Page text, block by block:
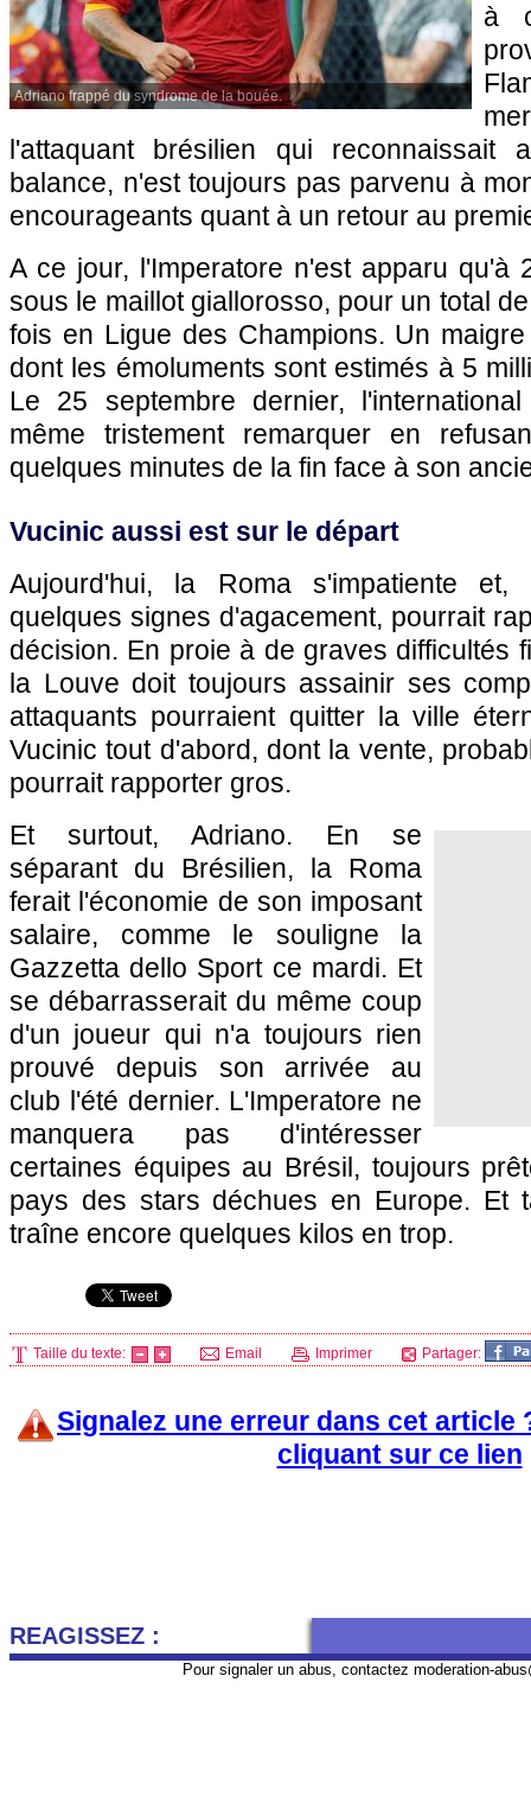
Adriano frappé du syndrome de la bouée.
à
l'attaquant brésilien qui
balance, n'est toujours pas parvenu à
encourageants quant à un retour au
A ce jour, l'Imperatore n'est apparu qu'à
sous le maillot giallorosso, pour un total
fois en Ligue des Champions. Un
dont les émoluments sont estimés à 5
Le 25 septembre dernier,
même tristement remarquer en
quelques minutes de la fin face à son
Vucinic aussi est sur le départ
Aujourd'hui, la Roma s'impatiente et,
quelques signes d'agacement, pourrait
décision. En proie à de graves difficultés
la Louve doit toujours assainir ses
attaquants pourraient quitter la ville
Vucinic tout d'abord, dont la vente,
pourrait rapporter gros.
Et surtout, Adriano. En se
séparant du Brésilien, la Roma
ferait l'économie de son imposant
salaire, comme le souligne la
Gazzetta dello Sport ce mardi. Et
se débarrasserait du même coup
d'un joueur qui n'a toujours rien
prouvé depuis son arrivée au
club l'été dernier. L'Imperatore ne
manquera pas d'intéresser
certaines équipes au Brésil, toujours
pays des stars déchues en Europe. Et
traîne encore quelques kilos en trop.
Taille du texte: Email Imprimer Partager:
Signalez une erreur dans cet article
cliquant sur ce lien
REAGISSEZ :
Pour signaler un abus, contactez moderation-